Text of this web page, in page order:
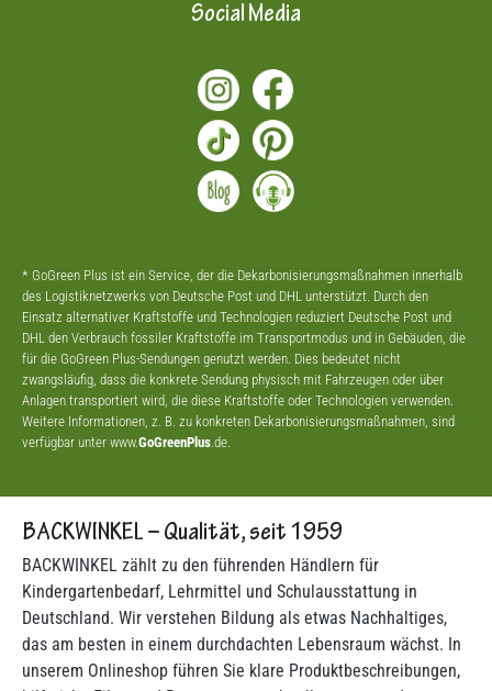
Social Media
* GoGreen Plus ist ein Service, der die Dekarbonisierungsmaßnahmen innerhalb
des Logistiknetzwerks von Deutsche Post und DHL unterstützt. Durch den
Einsatz alternativer Kraftstoffe und Technologien reduziert Deutsche Post und
DHL den Verbrauch fossiler Kraftstoffe im Transportmodus und in Gebäuden, die
für die GoGreen Plus-Sendungen genutzt werden. Dies bedeutet nicht
zwangsläufig, dass die konkrete Sendung physisch mit Fahrzeugen oder über
Anlagen transportiert wird, die diese Kraftstoffe oder Technologien verwenden.
Weitere Informationen, z. B. zu konkreten Dekarbonisierungsmaßnahmen, sind
verfügbar unter www.GoGreenPlus.de.
BACKWINKEL – Qualität, seit 1959
BACKWINKEL zählt zu den führenden Händlern für
Kindergartenbedarf, Lehrmittel und Schulausstattung in
Deutschland. Wir verstehen Bildung als etwas Nachhaltiges,
das am besten in einem durchdachten Lebensraum wächst. In
unserem Onlineshop führen Sie klare Produktbeschreibungen,